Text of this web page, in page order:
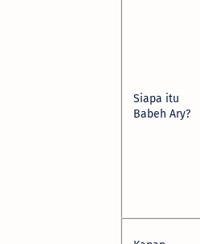
Siapa itu
Babeh Ary?